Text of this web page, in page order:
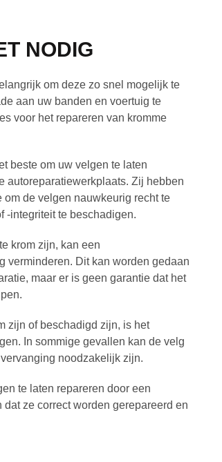
NODIG
om deze zo snel mogelijk te
aan uw banden en voertuig te
voor het repareren van kromme
beste om uw velgen te laten
autoreparatiewerkplaats. Zij hebben
de velgen nauwkeurig recht te
-integriteit te beschadigen.
krom zijn, kan een
verminderen. Dit kan worden gedaan
maar er is geen garantie dat het
zijn of beschadigd zijn, is het
In sommige gevallen kan de velg
noodzakelijk zijn.
te laten repareren door een
ze correct worden gerepareerd en